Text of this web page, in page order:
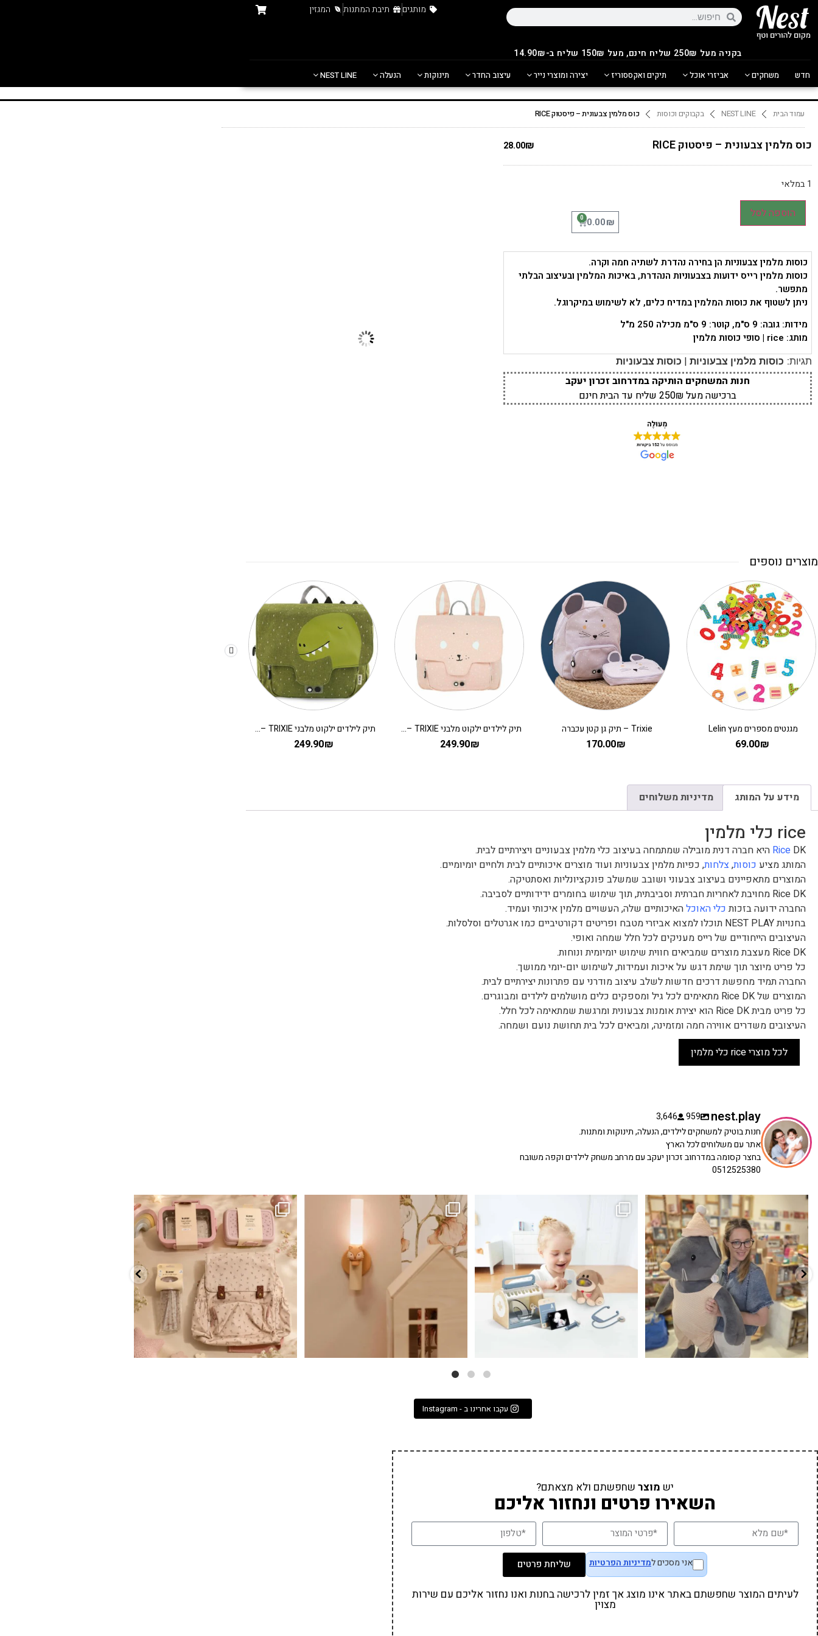
בקניה מעל 250 ₪ שליח חינם, מעל 150₪ שליח ב-14.90₪
מותגים תיבת המתנות המגזין
חדש משחקים אביזרי אוכל תיקים ואקססוריז יצירה ומוצרי נייר עיצוב החדר תינוקות הנעלה NEST LINE
עמוד הבית NEST LINE בקבוקים וכוסות כוס מלמין צבעונית – פיסטוק RICE
כוס מלמין צבעונית – פיסטוק RICE 28.00₪
1 במלאי
הוספה לסל
0.00₪
0
כוסות מלמין צבעוניות הן בחירה נהדרת לשתיה חמה וקרה.
כוסות מלמין רייס ידועות בצבעוניות הנהדרת, באיכות המלמין ובעיצוב הבלתי
מתפשר.
ניתן לשטוף את כוסות המלמין במדיח כלים, לא לשימוש במיקרוגל.
מידות: גובה: 9 ס"מ, קוטר: 9 ס"מ מכילה 250 מ"ל
מותג: rice | סופי כוסות מלמין
תגיות: כוסות מלמין צבעוניות | כוסות צבעוניות
חנות המשחקים הותיקה במדרחוב זכרון יעקב
ברכישה מעל 250₪ שליח עד הבית חינם
מוצרים נוספים
מגנטים מספרים מעץ Lelin
69.00₪
Trixie – תיק גן קטן עכברה
170.00₪
תיק לילדים ילקוט מלבני TRIXIE – ארנבת
249.90₪
תיק לילדים ילקוט מלבני TRIXIE – דינוזאור
249.90₪
מידע על המותג מדיניות משלוחים
rice כלי מלמין
Rice DK היא חברה דנית מובילה שמתמחה בעיצוב כלי מלמין צבעוניים ויצירתיים לבית.
המותג מציע כוסות,צלחות, כפיות מלמין צבעוניות ועוד מוצרים איכותיים לבית ולחיים יומיומיים.
המוצרים מתאפיינים בעיצוב צבעוני ושובב שמשלב פונקציונליות ואסתטיקה.
Rice DK מחויבת לאחריות חברתית וסביבתית, תוך שימוש בחומרים ידידותיים לסביבה.
החברה ידועה בזכותכלי האוכלהאיכותיים שלה, העשויים מלמין איכותי ועמיד.
בחנויות NEST PLAY תוכלו למצוא אביזרי מטבח ופריטים דקורטיביים כמו אגרטלים וסלסלות.
העיצובים הייחודיים של רייס מעניקים לכל חלל שמחה ואופי.
Rice DK מעצבת מוצרים שמביאים חווית שימוש יומיומית ונוחות.
כל פריט מיוצר תוך שימת דגש על איכות ועמידות, לשימוש יום-יומי ממושך.
החברה תמיד מחפשת דרכים חדשות לשלב עיצוב מודרני עם פתרונות יצירתיים לבית.
המוצרים של Rice DK מתאימים לכל גיל ומספקים כלים מושלמים לילדים ומבוגרים.
כל פריט מבית Rice DK הוא יצירת אומנות צבעונית ומרגשת שמתאימה לכל חלל.
העיצובים משדרים אווירה חמה ומזמינה, ומביאים לכל בית תחושת נועם ושמחה.
לכל מוצרי rice כלי מלמין
nest.play
959
3,646
חנות בוטיק למשחקים לילדים, הנעלה, תינוקות ומתנות.
אתר עם משלוחים לכל הארץ
בחצר קסומה במדרחוב זכרון יעקב עם מרחב משחק לילדים וקפה משובח
0512525380
הקולקציה החדשה
9 4
גם פריט עיצובי לחדר, גם מנורת לילה מרגיעה, וגם...
0
7 0
כשפתחתי את החנות חלמתי ליצור מקום שהייתי
שמחה
39 16
עקבו אחרינו ב - Instagram
יש מוצר שחפשתם ולא מצאתם?
השאירו פרטים ונחזור אליכם
אני מסכים למדיניות הפרטיות שליחת פרטים
לעיתים המוצר שחפשתם באתר אינו מוצג אך זמין לרכישה בחנות ואנו נחזור אליכם עם שירות
מצוין